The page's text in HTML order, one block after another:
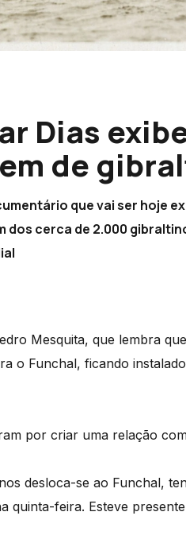
Dias
de
que vai ser hoje
dos cerca de 2.000
Mesquita, que lembra
o Funchal, ficando
por criar uma relação
desloca-se ao Funchal,
quinta-feira. Esteve